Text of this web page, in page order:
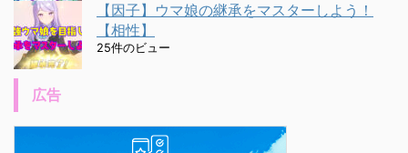
【因子】ウマ娘の継承をマスターしよう！
【相性】
25件のビュー
広告